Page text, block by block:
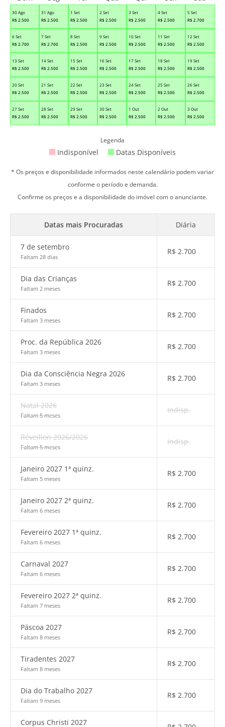
30 Ago
R$ 2.500
31 Ago
R$ 2.500
1 Set
R$ 2.500
2 Set
R$ 2.500
3 Set
R$ 2.500
4 Set
R$ 2.500
5 Set
R$ 2.700
6 Set
R$ 2.700
7 Set
R$ 2.700
8 Set
R$ 2.500
9 Set
R$ 2.500
10 Set
R$ 2.500
11 Set
R$ 2.500
12 Set
R$ 2.500
13 Set
R$ 2.500
14 Set
R$ 2.500
15 Set
R$ 2.500
16 Set
R$ 2.500
17 Set
R$ 2.500
18 Set
R$ 2.500
19 Set
R$ 2.500
20 Set
R$ 2.500
21 Set
R$ 2.500
22 Set
R$ 2.500
23 Set
R$ 2.500
24 Set
R$ 2.500
25 Set
R$ 2.500
26 Set
R$ 2.500
27 Set
R$ 2.500
28 Set
R$ 2.500
29 Set
R$ 2.500
30 Set
R$ 2.500
1 Out
R$ 2.500
2 Out
R$ 2.500
3 Out
R$ 2.500
Legenda
Indisponível Datas Disponíveis
* Os preços e disponibilidade informados neste calendário podem variar
conforme o período e demanda.
Confirme os preços e a disponibilidade do imóvel com o anunciante.
Datas mais Procuradas Diária
7 de setembro
Faltam 28 dias
R$ 2.700
Dia das Crianças
Faltam 2 meses
R$ 2.700
Finados
Faltam 3 meses
R$ 2.700
Proc. da República 2026
Faltam 3 meses
R$ 2.700
Dia da Consciência Negra 2026
Faltam 3 meses
R$ 2.700
Natal 2026
Faltam 5 meses
Indisp.
Réveillon 2026/2026
Faltam 5 meses
Indisp.
Janeiro 2027 1ª quinz.
Faltam 5 meses
R$ 2.700
Janeiro 2027 2ª quinz.
Faltam 6 meses
R$ 2.700
Fevereiro 2027 1ª quinz.
Faltam 6 meses
R$ 2.700
Carnaval 2027
Faltam 6 meses
R$ 2.700
Fevereiro 2027 2ª quinz.
Faltam 7 meses
R$ 2.700
Páscoa 2027
Faltam 8 meses
R$ 2.700
Tiradentes 2027
Faltam 8 meses
R$ 2.700
Dia do Trabalho 2027
Faltam 9 meses
R$ 2.700
Corpus Christi 2027